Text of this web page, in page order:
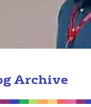
Archive